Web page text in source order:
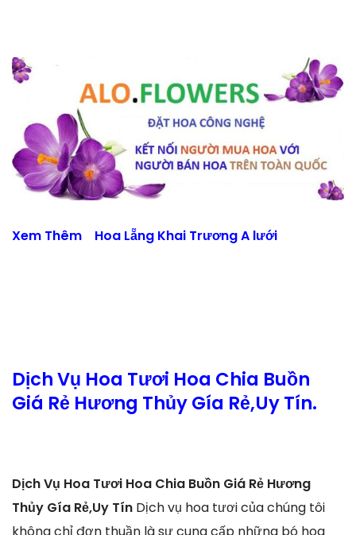
Xem Thêm Hoa Lẵng Khai Trương A lưới
Dịch Vụ Hoa Tươi Hoa Chia Buồn
Giá Rẻ Hương Thủy Gía Rẻ,Uy Tín.
Dịch Vụ Hoa Tươi Hoa Chia Buồn Giá Rẻ Hương
Thủy Gía Rẻ,Uy Tín Dịch vụ hoa tươi của chúng tôi
không chỉ đơn thuần là sự cung cấp những bó hoa